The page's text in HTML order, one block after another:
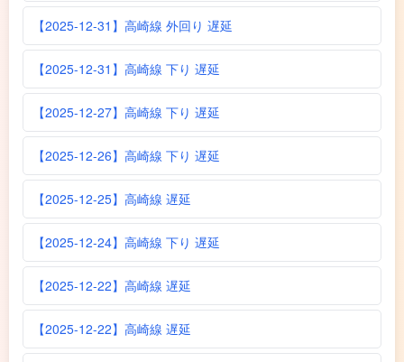
【2025-12-31】高崎線 外回り 遅延
【2025-12-31】高崎線 下り 遅延
【2025-12-27】高崎線 下り 遅延
【2025-12-26】高崎線 下り 遅延
【2025-12-25】高崎線 遅延
【2025-12-24】高崎線 下り 遅延
【2025-12-22】高崎線 遅延
【2025-12-22】高崎線 遅延